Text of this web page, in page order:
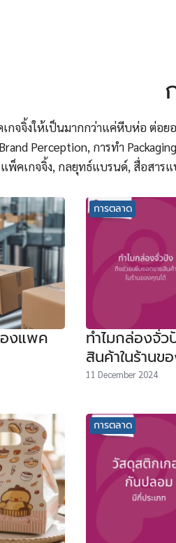
กจจิ้งให้เป็นมากกว่าแค่หีบห่อ ต่
Perception, การทำ
แพ็คเกจจิ้ง, กลยุทธ์แบรนด์, สื่อสาร
งแพค
การตลาด
ทำไมกล่องจั่
สินค้าในร้าน
11 December 2024
การตลาด